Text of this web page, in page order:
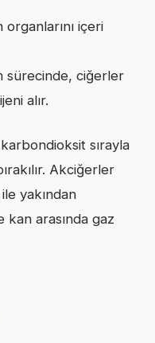
içeri
sürecinde, ciğerler
alır.
sırayla
Akciğerler
yakından
arasında gaz